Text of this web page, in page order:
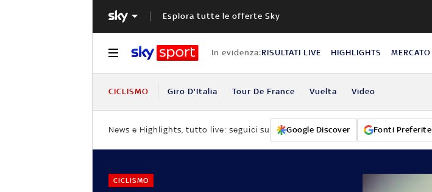
Esplora tutte le offerte Sky
In evidenza:RISULTATI LIVE HIGHLIGHTS MERCATO
CICLISMO Giro D'Italia Tour De France Vuelta Video
News e Highlights, tutto live: seguici su Google Discover Fonti Preferite
CICLISMO